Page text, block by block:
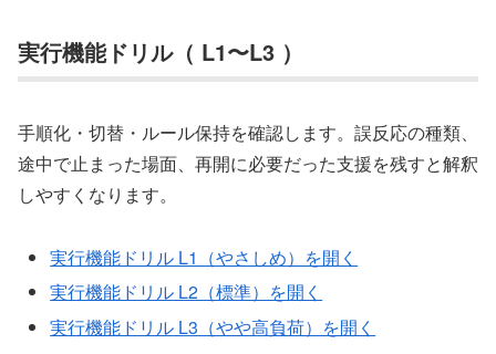
実行機能ドリル（ L1〜L3 ）
手順化・切替・ルール保持を確認します。誤反応の種類、
途中で止まった場面、再開に必要だった支援を残すと解釈
しやすくなります。
実行機能ドリル L1（やさしめ）を開く
実行機能ドリル L2（標準）を開く
実行機能ドリル L3（やや高負荷）を開く